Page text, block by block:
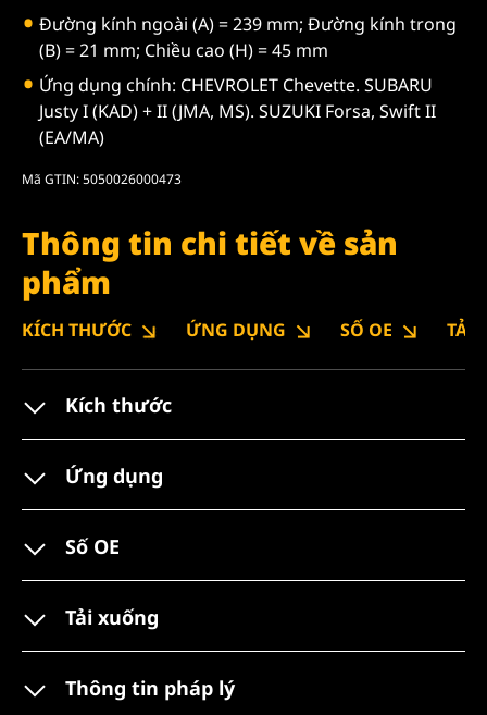
Đường kính ngoài (A) = 239 mm; Đường kính trong
(B) = 21 mm; Chiều cao (H) = 45 mm
Ứng dụng chính: CHEVROLET Chevette. SUBARU
Justy I (KAD) + II (JMA, MS). SUZUKI Forsa, Swift II
(EA/MA)
Mã GTIN: 5050026000473
Thông tin chi tiết về sản
phẩm
KÍCH THƯỚC ỨNG DỤNG SỐ OE TẢI
Kích thước
Ứng dụng
Số OE
Tải xuống
Thông tin pháp lý